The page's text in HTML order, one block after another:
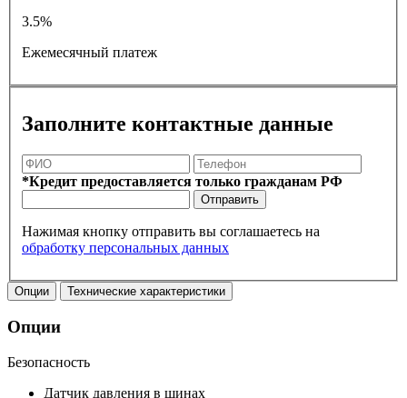
3.5%
Ежемесячный платеж
Заполните контактные данные
*Кредит предоставляется только гражданам РФ
Отправить
Нажимая кнопку отправить вы соглашаетесь на
обработку персональных данных
Опции Технические характеристики
Опции
Безопасность
Датчик давления в шинах